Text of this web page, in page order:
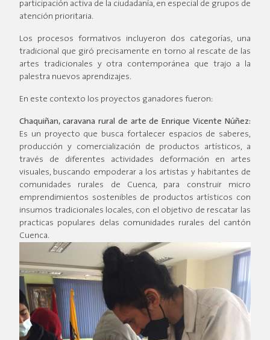
participación activa de la ciudadanía, en especial de grupos de
atención prioritaria.
Los procesos formativos incluyeron dos categorías, una
tradicional que giró precisamente en torno al rescate de las
artes tradicionales y otra contemporánea que trajo a la
palestra nuevos aprendizajes.
En este contexto los proyectos ganadores fueron:
Chaquiñan, caravana rural de arte de Enrique Vicente Núñez:
Es un proyecto que busca fortalecer espacios de saberes,
producción y comercialización de productos artísticos, a
través de diferentes actividades deformación en artes
visuales, buscando empoderar a los artistas y habitantes de
comunidades rurales de Cuenca, para construir micro
emprendimientos sostenibles de productos artísticos con
insumos tradicionales locales, con el objetivo de rescatar las
practicas populares delas comunidades rurales del cantón
Cuenca.